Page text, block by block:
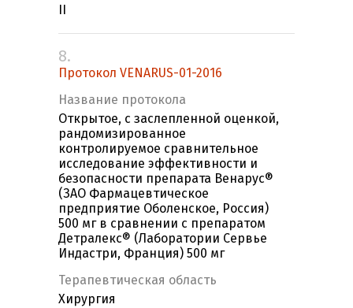
8.
Протокол VENARUS-01-2016
Название протокола
Открытое, с заслепленной оценкой,
рандомизированное
контролируемое сравнительное
исследование эффективности и
безопасности препарата Венарус®
(ЗАО Фармацевтическое
предприятие Оболенское, Россия)
500 мг в сравнении с препаратом
Детралекс® (Лаборатории Сервье
Индастри, Франция) 500 мг
Терапевтическая область
Хирургия